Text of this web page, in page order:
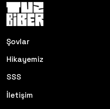
Şovlar
Hikayemiz
SSS
İletişim